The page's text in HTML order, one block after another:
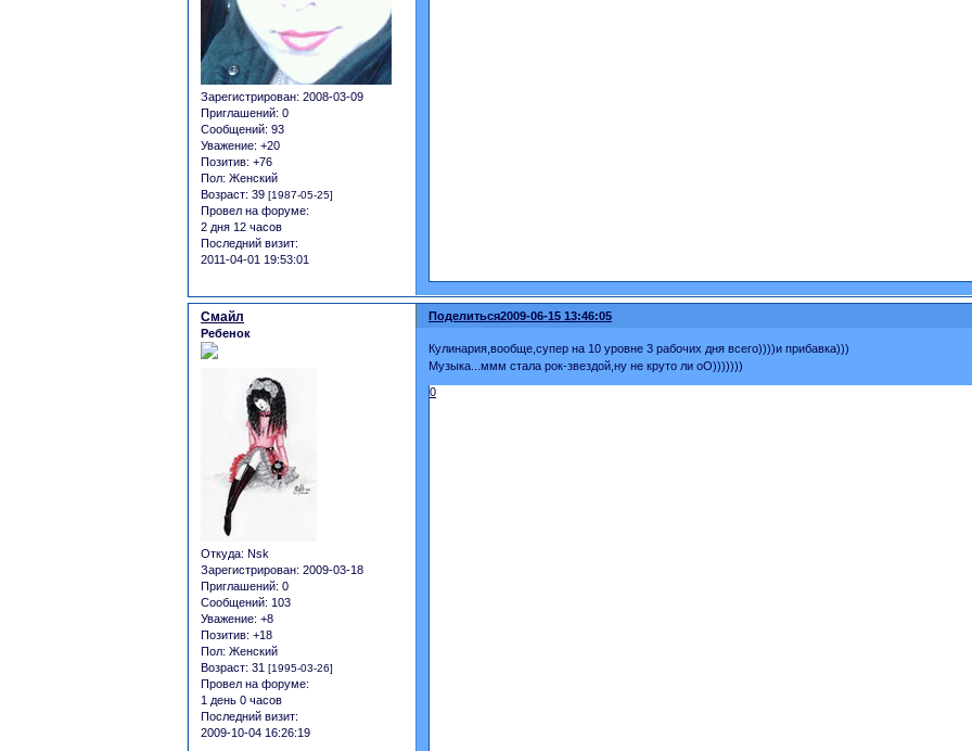
Зарегистрирован: 2008-03-09
Приглашений: 0
Сообщений: 93
Уважение: +20
Позитив: +76
Пол: Женский
Возраст: 39 [1987-05-25]
Провел на форуме:
2 дня 12 часов
Последний визит:
2011-04-01 19:53:01
Поделиться2009-06-15 13:46:05
Смайл
Ребенок
Откуда: Nsk
Зарегистрирован: 2009-03-18
Приглашений: 0
Сообщений: 103
Уважение: +8
Позитив: +18
Пол: Женский
Возраст: 31 [1995-03-26]
Провел на форуме:
1 день 0 часов
Последний визит:
2009-10-04 16:26:19
Кулинария,вообще,супер на 10 уровне 3 рабочих дня всего))))и прибавка)))
Музыка...ммм стала рок-звездой,ну не круто ли оО)))))))
0